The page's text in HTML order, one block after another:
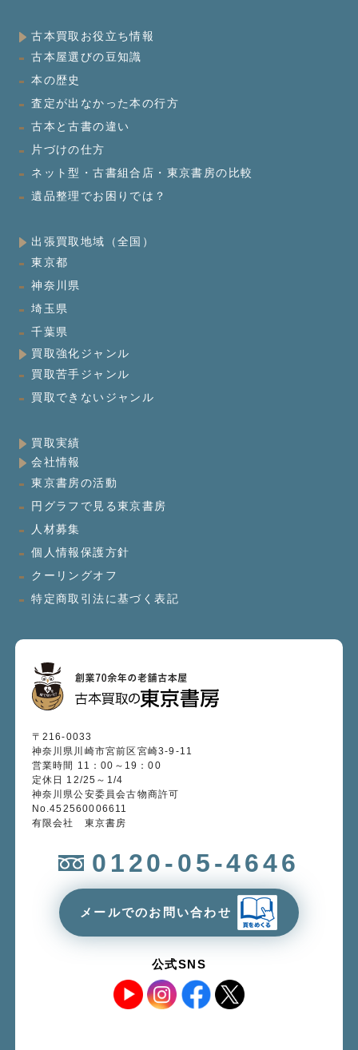
古本買取お役立ち情報
古本屋選びの豆知識
本の歴史
査定が出なかった本の行方
古本と古書の違い
片づけの仕方
ネット型・古書組合店・東京書房の比較
遺品整理でお困りでは？
出張買取地域（全国）
東京都
神奈川県
埼玉県
千葉県
買取強化ジャンル
買取苦手ジャンル
買取できないジャンル
買取実績
会社情報
東京書房の活動
円グラフで見る東京書房
人材募集
個人情報保護方針
クーリングオフ
特定商取引法に基づく表記
〒216-0033
神奈川県川崎市宮前区宮崎3-9-11
営業時間 11：00～19：00
定休日 12/25～1/4
神奈川県公安委員会古物商許可
No.452560006611
有限会社 東京書房
0120-05-4646
メールでのお問い合わせ
公式SNS